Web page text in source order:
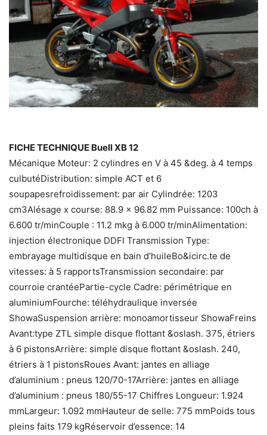
FICHE TECHNIQUE Buell XB 12
Mécanique Moteur: 2 cylindres en V à 45 &deg. à 4 temps
culbutéDistribution: simple ACT et 6
soupapesrefroidissement: par air Cylindrée: 1203
cm3Alésage x course: 88.9 x 96.82 mm Puissance: 100ch à
6.600 tr/minCouple : 11.2 mkg à 6.000 tr/minAlimentation:
injection électronique DDFI Transmission Type:
embrayage multidisque en bain d’huileBo&icirc.te de
vitesses: à 5 rapportsTransmission secondaire: par
courroie crantéePartie-cycle Cadre: périmétrique en
aluminiumFourche: téléhydraulique inversée
ShowaSuspension arrière: monoamortisseur ShowaFreins
Avant:type ZTL simple disque flottant &oslash. 375, étriers
à 6 pistonsArrière: simple disque flottant &oslash. 240,
étriers à 1 pistonsRoues Avant: jantes en alliage
d’aluminium : pneus 120/70-17Arrière: jantes en alliage
d’aluminium : pneus 180/55-17 Chiffres Longueur: 1.924
mmLargeur: 1.092 mmHauteur de selle: 775 mmPoids tous
pleins faits 179 kgRéservoir d’essence: 14